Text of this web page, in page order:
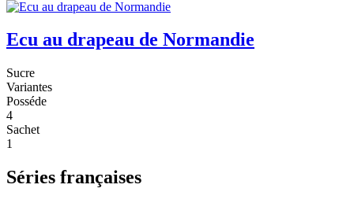
Ecu au drapeau de Normandie
Sucre
Variantes
Posséde
4
Sachet
1
Séries françaises